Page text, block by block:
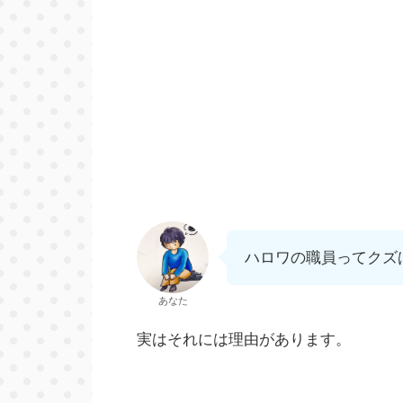
あなた
ハロワの職員ってク
実はそれには理由があります。